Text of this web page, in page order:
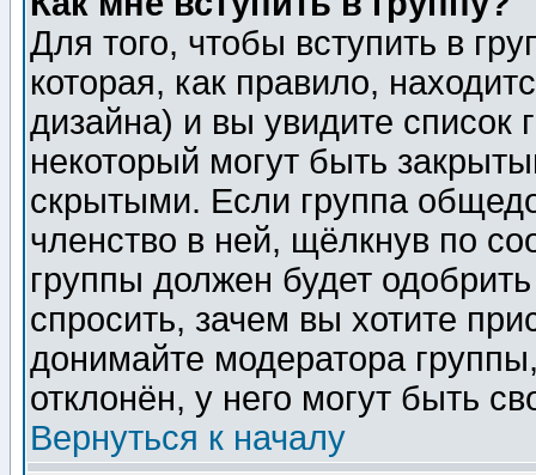
Для того, чтобы вступить в
которая, как правило,
дизайна) и вы увидите список
некоторый могут быть
скрытыми. Если группа
членство в ней, щёлкнув по
группы должен будет
спросить, зачем вы хотите
донимайте модератора
отклонён, у него могут быть
Вернуться к началу